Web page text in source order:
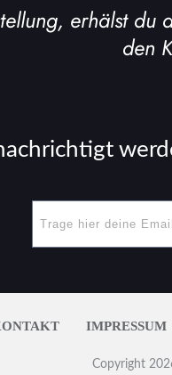
erhälst du
den
IMPRESSUM
Copyright